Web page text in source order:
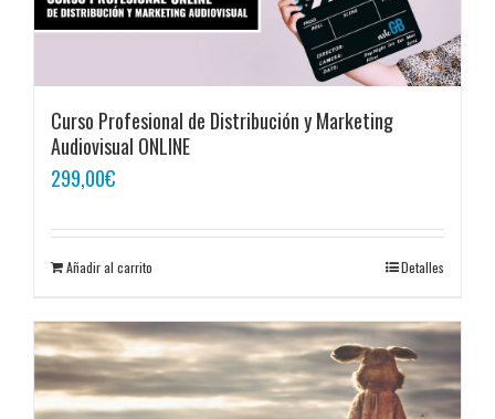
Curso Profesional de Distribución y Marketing
Audiovisual ONLINE
299,00€
Añadir al carrito Detalles